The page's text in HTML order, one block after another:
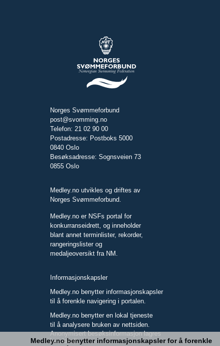
Norges Svømmeforbund
post@svomming.no
Telefon: 21 02 90 00
Postadresse: Postboks 5000
0840 Oslo
Besøksadresse: Sognsveien 73
0855 Oslo
Medley.no utvikles og driftes av
Norges Svømmeforbund.
Medley.no er NSFs portal for
konkurranseidrett, og inneholder
blant annet terminlister, rekorder,
rangeringslister og
medaljeoversikt fra NM.
Informasjonskapsler
Medley.no benytter informasjonskapsler
til å forenkle navigering i portalen.
Medley.no benytter en lokal tjeneste
til å analysere bruken av nettsiden.
Anonymisert besøksinformasjon lagres
kun lokalt.
Medley.no benytter informasjonskapsler for å forenkle